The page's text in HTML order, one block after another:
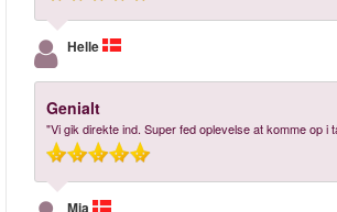
Helle
Genialt
"Vi gik direkte ind. Super fed oplevelse at komme op i
Mia